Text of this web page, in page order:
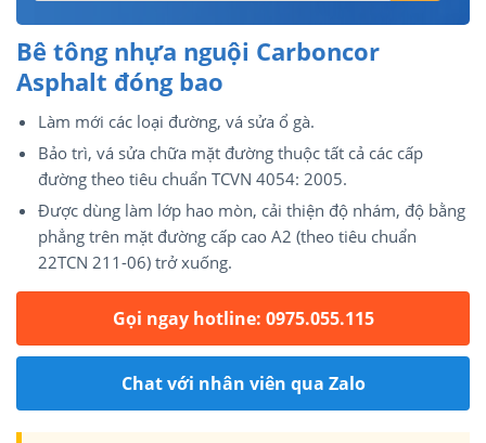
Bê tông nhựa nguội Carboncor
Asphalt đóng bao
Làm mới các loại đường, vá sửa ổ gà.
Bảo trì, vá sửa chữa mặt đường thuộc tất cả các cấp
đường theo tiêu chuẩn TCVN 4054: 2005.
Được dùng làm lớp hao mòn, cải thiện độ nhám, độ bằng
phẳng trên mặt đường cấp cao A2 (theo tiêu chuẩn
22TCN 211-06) trở xuống.
Gọi ngay hotline: 0975.055.115
Chat với nhân viên qua Zalo